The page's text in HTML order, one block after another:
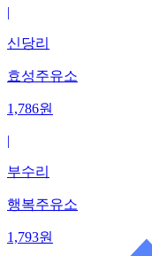
|
신당리
효성주유소
1,786원
|
부수리
행복주유소
1,793원